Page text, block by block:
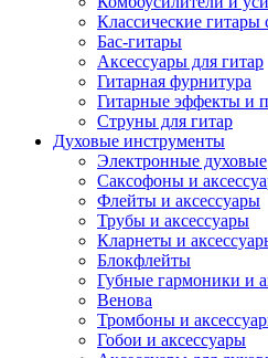
Классические
Бас-гитары
Аксессуары для гитар
Гитарная фурнитура
Гитарные эффекты и
Струны для гитар
Духовые инструменты
Электронные духовые
Саксофоны и
Флейты и аксессуары
Трубы и аксессуары
Кларнеты и
Блокфлейты
Губные гармоники и
Венова
Тромбоны и
Гобои и аксессуары